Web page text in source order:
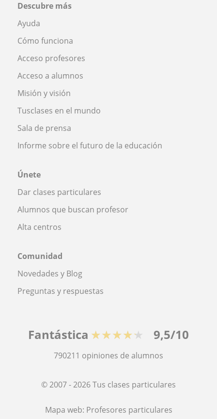
Descubre más
Ayuda
Cómo funciona
Acceso profesores
Acceso a alumnos
Misión y visión
Tusclases en el mundo
Sala de prensa
Informe sobre el futuro de la educación
Únete
Dar clases particulares
Alumnos que buscan profesor
Alta centros
Comunidad
Novedades y Blog
Preguntas y respuestas
Fantástica ★★★★★ 9,5/10
790211 opiniones de alumnos
© 2007 - 2026 Tus clases particulares
Mapa web: Profesores particulares